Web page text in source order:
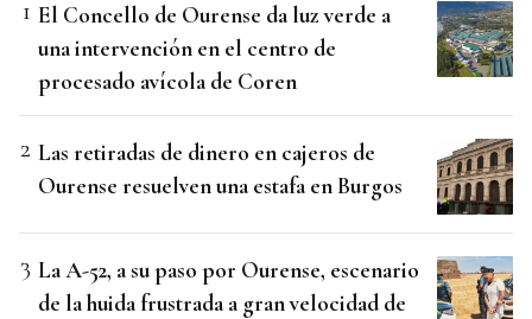
El Concello de Ourense da luz verde a
una intervención en el centro de
procesado avícola de Coren
Las retiradas de dinero en cajeros de
Ourense resuelven una estafa en Burgos
La A-52, a su paso por Ourense, escenario
de la huida frustrada a gran velocidad de